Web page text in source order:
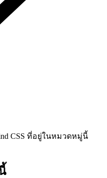
CSS ที่อยู่ในหมวดหมู่นี้